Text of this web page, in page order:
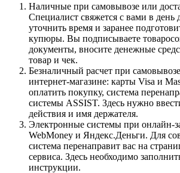
Наличные при самовывозе или
Специалист свяжется с вами в день
уточнить время и заранее
купюры. Вы подписываете
документы, вносите денежные
товар и чек.
Безналичный расчет при
интернет-магазине: карты Visa и
оплатить покупку, система
системы ASSIST. Здесь нужно
действия и имя держателя.
Электронные системы при онлайн-
WebMoney и Яндекс.Деньги. Для
система перенаправит вас на
сервиса. Здесь необходимо
инструкции.